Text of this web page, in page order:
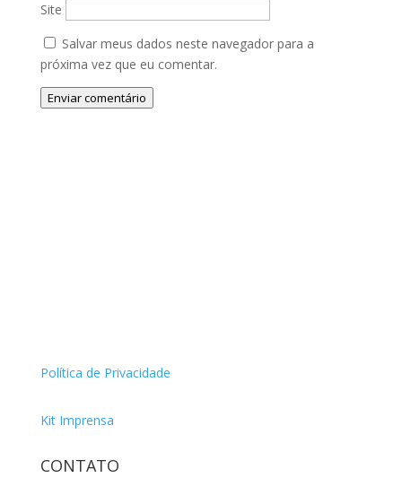
Site
Salvar meus dados neste navegador para a
próxima vez que eu comentar.
Enviar comentário
Política de Privacidade
Kit Imprensa
CONTATO